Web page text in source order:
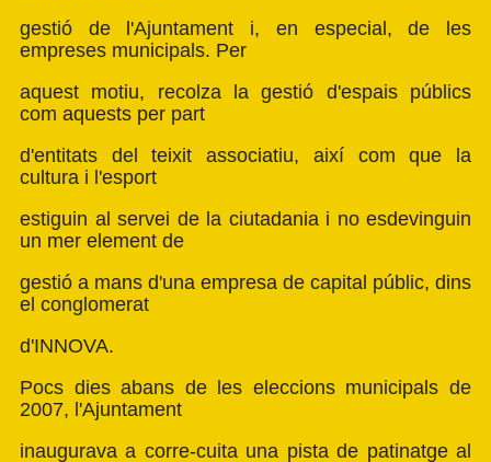
gestió de l'Ajuntament i, en especial, de les
empreses municipals. Per
aquest motiu, recolza la gestió d'espais públics
com aquests per part
d'entitats del teixit associatiu, així com que la
cultura i l'esport
estiguin al servei de la ciutadania i no esdevinguin
un mer element de
gestió a mans d'una empresa de capital públic, dins
el conglomerat
d'INNOVA.
Pocs dies abans de les eleccions municipals de
2007, l'Ajuntament
inaugurava a corre-cuita una pista de patinatge al